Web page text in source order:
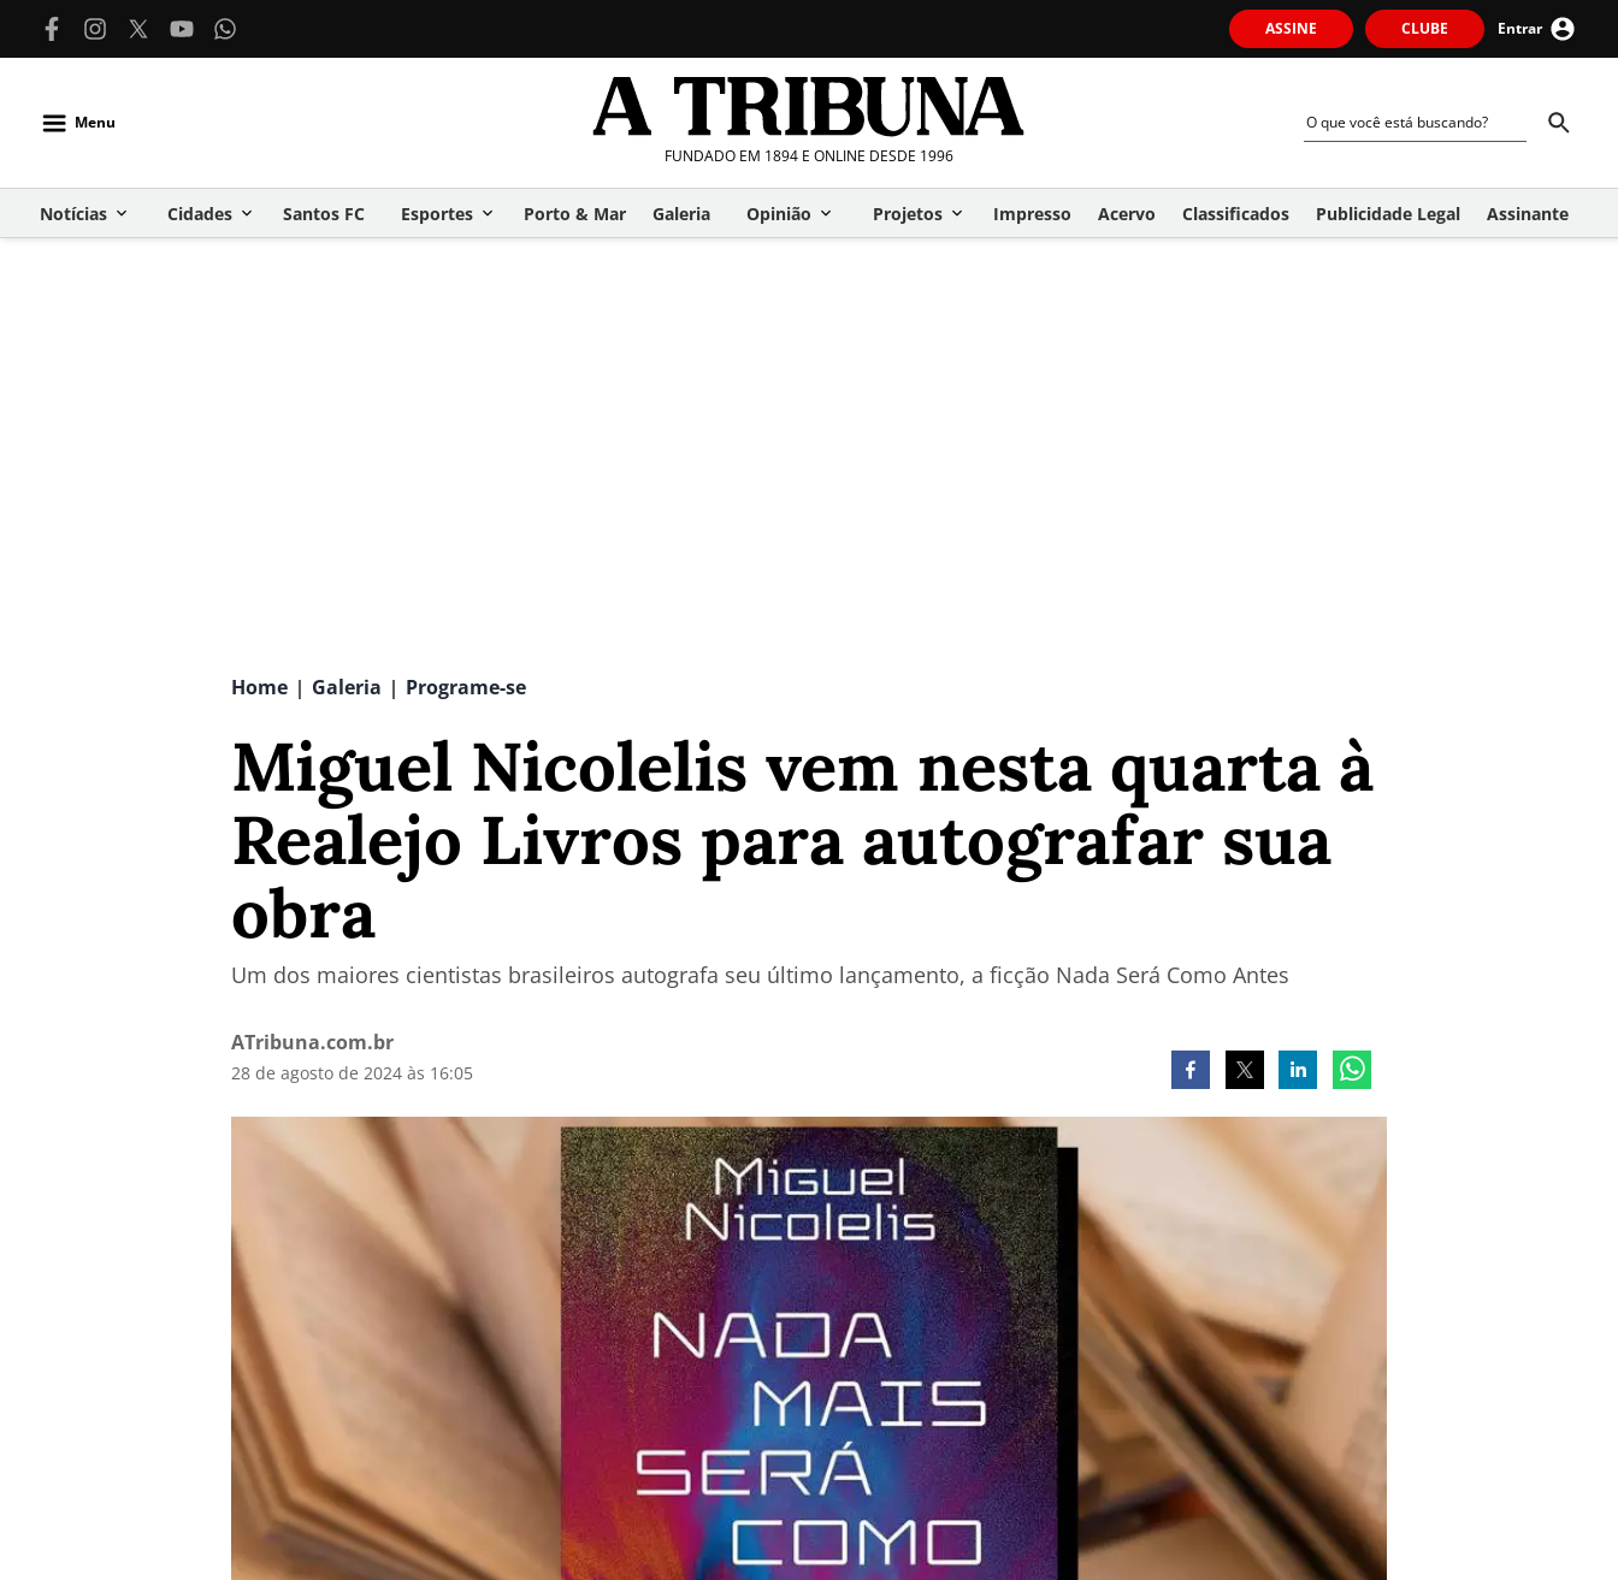
ASSINE CLUBE Entrar
Menu
FUNDADO EM 1894 E ONLINE DESDE 1996
Notícias Cidades Santos FC Esportes Porto & Mar Galeria Opinião Projetos Impresso Acervo Classificados Publicidade Legal Assinante
Home | Galeria | Programe-se
Miguel Nicolelis vem nesta quarta à
Realejo Livros para autografar sua
obra
Um dos maiores cientistas brasileiros autografa seu último lançamento, a ficção Nada Será Como Antes
ATribuna.com.br
28 de agosto de 2024 às 16:05